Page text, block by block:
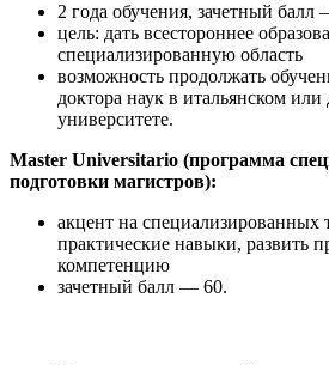
2 года обучения, зачетный балл
цель: дать всестороннее
специализированную область
возможность продолжать
доктора наук в итальянском
университете.
Master Universitario (программа
подготовки магистров):
акцент на специализированных
практические навыки, развить
компетенцию
зачетный балл — 60.